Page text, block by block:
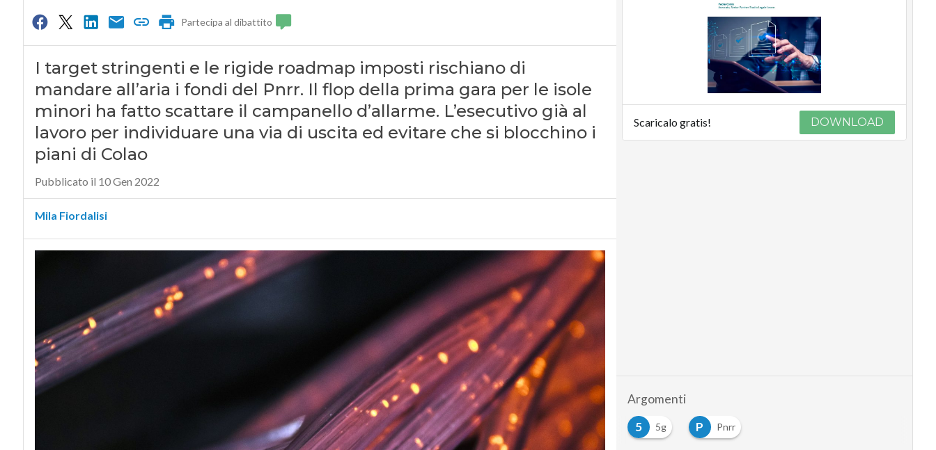
Partecipa al dibattito
I target stringenti e le rigide roadmap imposti rischiano di
mandare all’aria i fondi del Pnrr. Il flop della prima gara per le isole
minori ha fatto scattare il campanello d’allarme. L’esecutivo già al
lavoro per individuare una via di uscita ed evitare che si blocchino i
piani di Colao
Pubblicato il 10 Gen 2022
Mila Fiordalisi
Scaricalo gratis! DOWNLOAD
Argomenti
5
5g P Pnrr